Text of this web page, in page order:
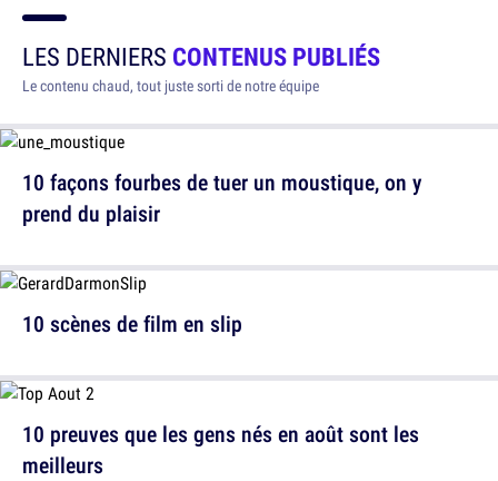
LES DERNIERS CONTENUS PUBLIÉS
Le contenu chaud, tout juste sorti de notre équipe
10 façons fourbes de tuer un moustique, on y
prend du plaisir
10 preuves que les gens nés en août sont les
meilleurs
10 scènes de film en slip